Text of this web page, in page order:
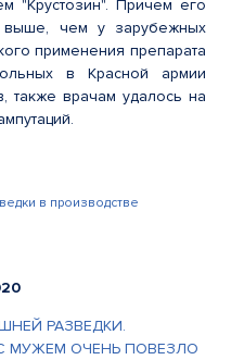
"Крустозин". Причем его
выше, чем у зарубежных
применения препарата
в Красной армии
также врачам удалось на
в производстве
РАЗВЕДКИ.
МУЖЕМ ОЧЕНЬ ПОВЕЗЛО